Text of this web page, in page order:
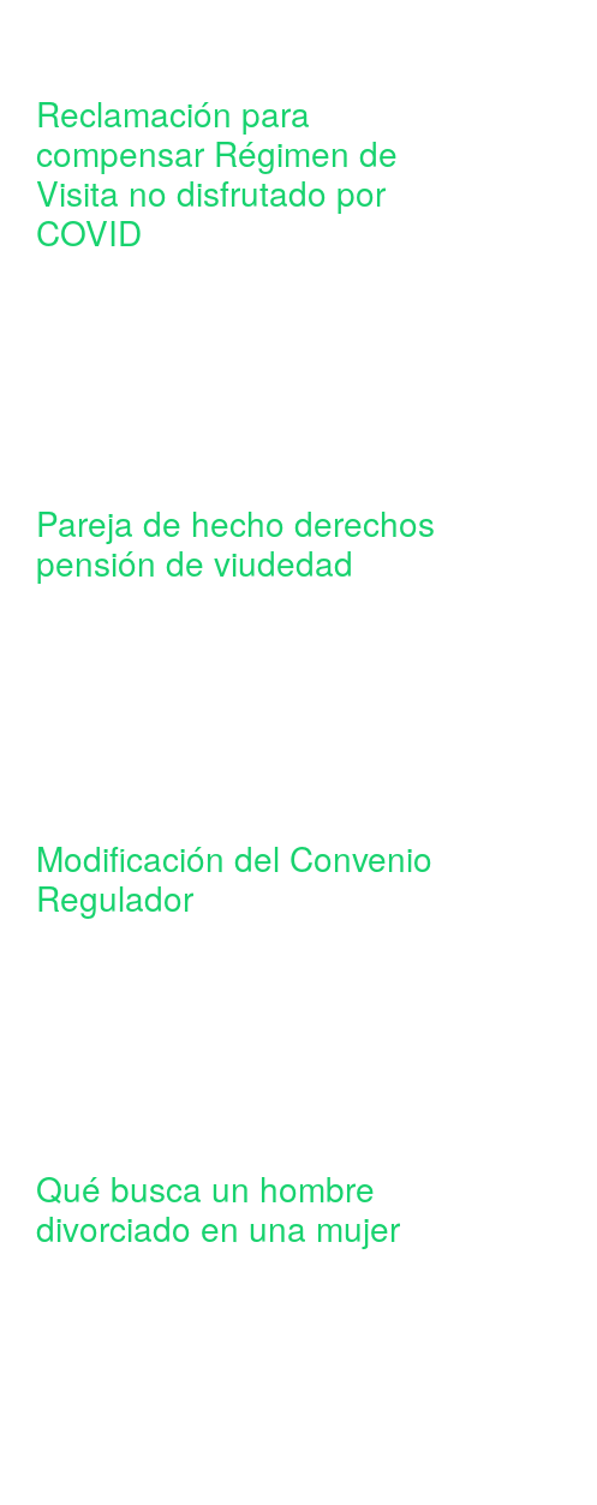
Reclamación para
compensar Régimen de
Visita no disfrutado por
COVID
Pareja de hecho derechos
pensión de viudedad
Modificación del Convenio
Regulador
Qué busca un hombre
divorciado en una mujer